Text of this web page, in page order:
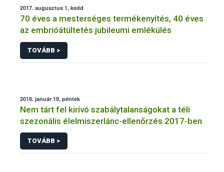
2017. augusztus 1, kedd
70 éves a mesterséges termékenyítés, 40 éves
az embrióátültetés jubileumi emlékülés
TOVÁBB >
2018. január 19, péntek
Nem tárt fel kirívó szabálytalanságokat a téli
szezonális élelmiszerlánc-ellenőrzés 2017-ben
TOVÁBB >